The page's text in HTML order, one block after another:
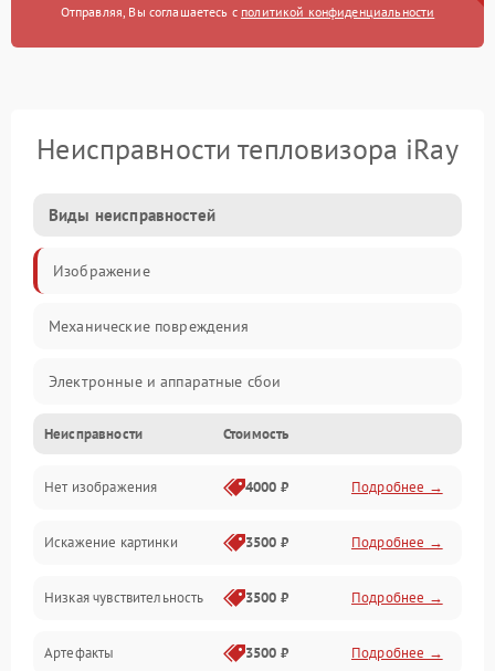
Отправляя, Вы соглашаетесь с политикой конфиденциальности
Неисправности тепловизора iRay
Виды неисправностей
Изображение
Механические повреждения
Электронные и аппаратные сбои
Неисправности сенсора и оптики
Программные ошибки
Электропитание
Измерения
Матрица
Неисправности Стоимость
Нет изображения 4000 ₽ Подробнее →
Искажение картинки 3500 ₽ Подробнее →
Низкая чувствительность 3500 ₽ Подробнее →
Артефакты 3500 ₽ Подробнее →